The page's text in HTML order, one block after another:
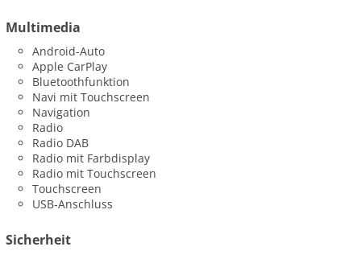
Multimedia
Android-Auto
Apple CarPlay
Bluetoothfunktion
Navi mit Touchscreen
Navigation
Radio
Radio DAB
Radio mit Farbdisplay
Radio mit Touchscreen
Touchscreen
USB-Anschluss
Sicherheit